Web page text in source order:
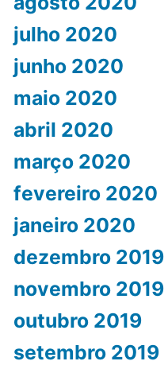
julho 2020
junho 2020
maio 2020
abril 2020
março 2020
fevereiro 2020
janeiro 2020
dezembro 2019
novembro 2019
outubro 2019
setembro 2019